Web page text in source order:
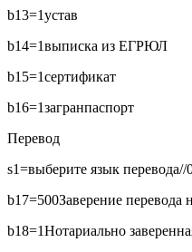
b13=1устав
b14=1выписка из ЕГРЮЛ
b15=1сертификат
b16=1загранпаспорт
Перевод
s1=выберите язык
b17=500Заверение перевода
b18=1Нотариально